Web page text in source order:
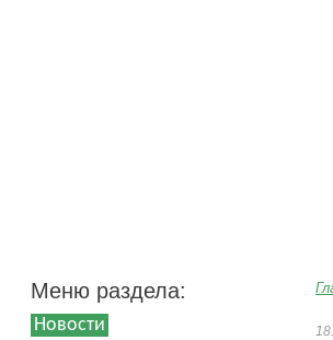
Меню раздела:
Новости